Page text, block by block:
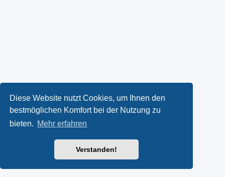
Diese Website nutzt Cookies, um Ihnen den
bestmöglichen Komfort bei der Nutzung zu
bieten. Mehr erfahren
Verstanden!